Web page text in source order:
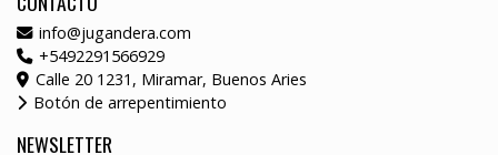
info@jugandera.com
+5492291566929
Calle 20 1231, Miramar, Buenos Aries
Botón de arrepentimiento
NEWSLETTER